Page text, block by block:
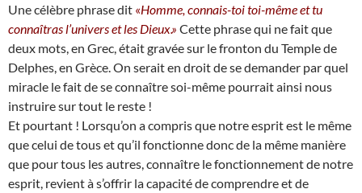
Une célèbre phrase dit «Homme, connais-toi toi-même et tu
connaîtras l’univers et les Dieux.» Cette phrase qui ne fait que
deux mots, en Grec, était gravée sur le fronton du Temple de
Delphes, en Grèce. On serait en droit de se demander par quel
miracle le fait de se connaître soi-même pourrait ainsi nous
instruire sur tout le reste !
Et pourtant ! Lorsqu’on a compris que notre esprit est le même
que celui de tous et qu’il fonctionne donc de la même manière
que pour tous les autres, connaître le fonctionnement de notre
esprit, revient à s’offrir la capacité de comprendre et de